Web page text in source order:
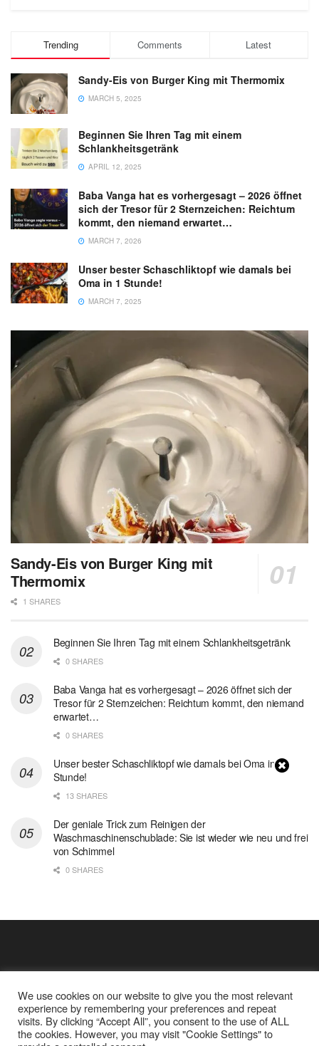
Trending Comments Latest
Sandy-Eis von Burger King mit Thermomix
MARCH 5, 2025
Beginnen Sie Ihren Tag mit einem
Schlankheitsgetränk
APRIL 12, 2025
Baba Vanga hat es vorhergesagt – 2026 öffnet
sich der Tresor für 2 Sternzeichen: Reichtum
kommt, den niemand erwartet…
MARCH 7, 2026
Unser bester Schaschliktopf wie damals bei
Oma in 1 Stunde!
MARCH 7, 2025
Sandy-Eis von Burger King mit
Thermomix
1 SHARES
Beginnen Sie Ihren Tag mit einem Schlankheitsgetränk
0 SHARES
Baba Vanga hat es vorhergesagt – 2026 öffnet sich der
Tresor für 2 Sternzeichen: Reichtum kommt, den niemand
erwartet…
0 SHARES
Unser bester Schaschliktopf wie damals bei Oma in 1
Stunde!
13 SHARES
Der geniale Trick zum Reinigen der
Waschmaschinenschublade: Sie ist wieder wie neu und frei
von Schimmel
0 SHARES
Cookie Policy
Datenschutz
We use cookies on our website to give you the most relevant
experience by remembering your preferences and repeat
visits. By clicking “Accept All”, you consent to the use of ALL
the cookies. However, you may visit "Cookie Settings" to